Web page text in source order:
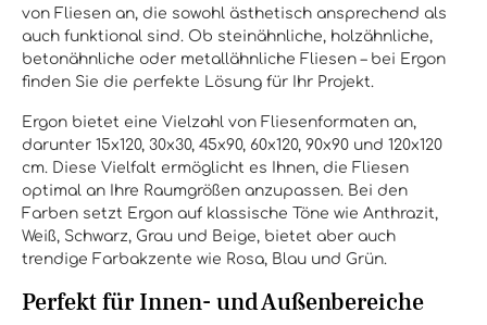
von Fliesen an, die sowohl ästhetisch ansprechend als
auch funktional sind. Ob steinähnliche, holzähnliche,
betonähnliche oder metallähnliche Fliesen – bei Ergon
finden Sie die perfekte Lösung für Ihr Projekt.
Ergon bietet eine Vielzahl von Fliesenformaten an,
darunter 15x120, 30x30, 45x90, 60x120, 90x90 und 120x120
cm. Diese Vielfalt ermöglicht es Ihnen, die Fliesen
optimal an Ihre Raumgrößen anzupassen. Bei den
Farben setzt Ergon auf klassische Töne wie Anthrazit,
Weiß, Schwarz, Grau und Beige, bietet aber auch
trendige Farbakzente wie Rosa, Blau und Grün.
Perfekt für Innen- und Außenbereiche